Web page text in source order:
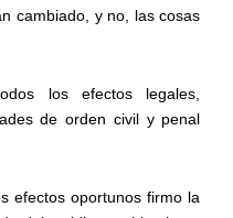
cambiado, y no, las cosas
los efectos legales,
de orden civil y penal
efectos oportunos firmo la